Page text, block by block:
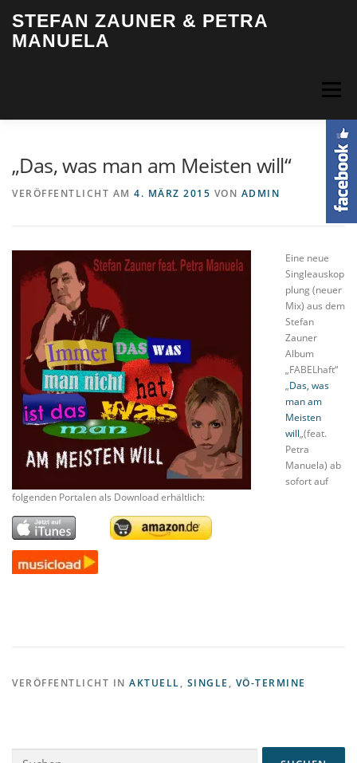
Inhalt
springen
STEFAN ZAUNER & PETRA
MANUELA
Menü
„Das, was man am Meisten will“
VERÖFFENTLICHT AM 4. MÄRZ 2015 VON ADMIN
Eine neue
Singleauskop
plung (neuer
Mix) aus dem
Stefan
Zauner
Album
„FABELhaft“
„Das, was
man am
Meisten
will„(feat.
Petra
Manuela) ab
sofort auf
folgenden Portalen als Download erhältlich:
VERÖFFENTLICHT IN AKTUELL, SINGLE , VÖ-TERMINE